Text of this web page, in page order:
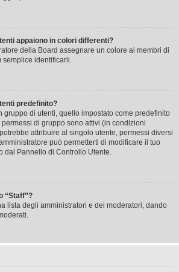
appaiono in colori differenti?
della Board assegnare un colore ai membri di
semplice identificarli.
predefinito?
gruppo di utenti, quello impostato come predefinito
di gruppo sono attivi (in condizioni
attribuire al singolo utente, permessi diversi
può permetterti di modificare il tuo
dal Pannello di Controllo Utente.
“Staff”?
lista degli amministratori e dei moderatori, dando